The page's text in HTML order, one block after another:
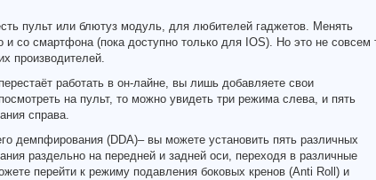
пульт или блютуз модуль, для любителей гаджетов. Менять
и со смартфона (пока доступно только для IOS). Но это не совсем
производителей.
работать в он-лайне, вы лишь добавляете свои
на пульт, то можно увидеть три режима слева, и пять
справа.
демпфирования (DDA)– вы можете установить пять различных
раздельно на передней и задней оси, переходя в различные
перейти к режиму подавления боковых кренов (Anti Roll) и